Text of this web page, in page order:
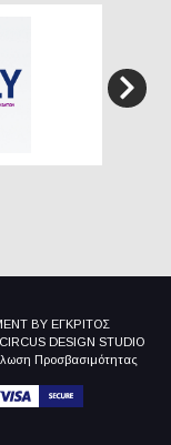
BY ΕΓΚΡΙΤΟΣ
CIRCUS DESIGN STUDIO
Προσβασιμότητας